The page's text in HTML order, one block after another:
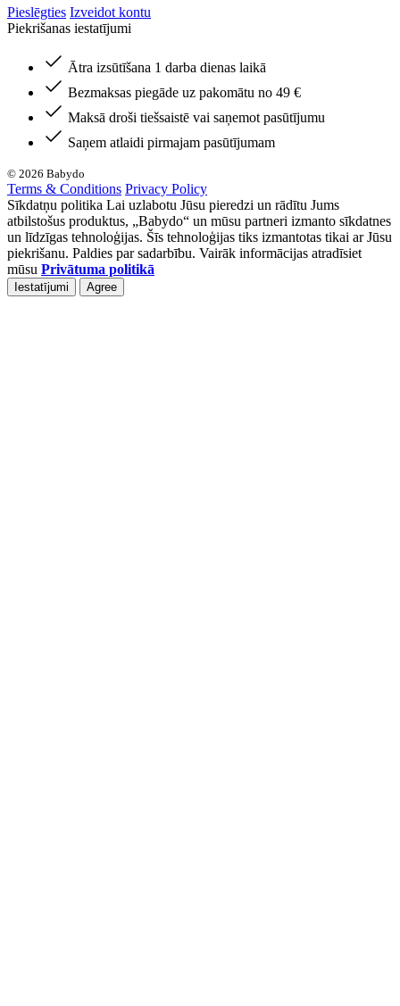
Pieslēgties Izveidot kontu
Piekrišanas iestatījumi
Ātra izsūtīšana 1 darba dienas laikā
Bezmaksas piegāde uz pakomātu no 49 €
Maksā droši tiešsaistē vai saņemot pasūtījumu
Saņem atlaidi pirmajam pasūtījumam
© 2026 Babydo
Terms & Conditions Privacy Policy
Sīkdatņu politika Lai uzlabotu Jūsu pieredzi un rādītu Jums
atbilstošus produktus, „Babydo“ un mūsu partneri izmanto sīkdatnes
un līdzīgas tehnoloģijas. Šīs tehnoloģijas tiks izmantotas tikai ar Jūsu
piekrišanu. Paldies par sadarbību. Vairāk informācijas atradīsiet
mūsu Privātuma politikā
Iestatījumi Agree